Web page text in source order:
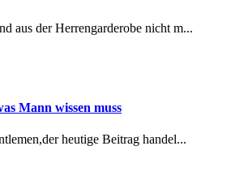
aus der Herrengarderobe nicht m...
Mann wissen muss
heutige Beitrag handel...